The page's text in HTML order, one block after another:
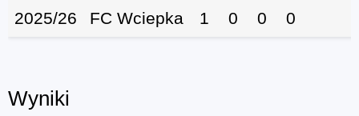
2025/26 FC Wciepka 1 0 0 0
Wyniki